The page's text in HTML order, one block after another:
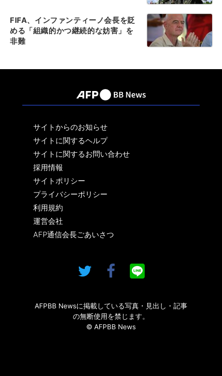
FIFA、インファンティーノ会長を貶
める「組織的かつ継続的な妨害」を
非難
サイトからのお知らせ
サイトに関するヘルプ
サイトに関するお問い合わせ
採用情報
サイトポリシー
プライバシーポリシー
利用規約
運営会社
AFP通信会長ごあいさつ
AFPBB Newsに掲載している写真・見出し・記事
の無断使用を禁じます。
© AFPBB News